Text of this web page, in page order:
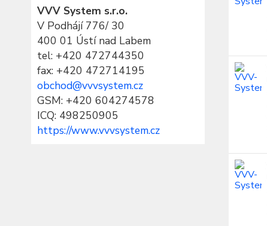
VVV System s.r.o.
V Podhájí 776/ 30
400 01 Ústí nad Labem
tel: +420 472744350
fax: +420 472714195
obchod@vvvsystem.cz
GSM: +420 604274578
ICQ: 498250905
https://www.vvvsystem.cz